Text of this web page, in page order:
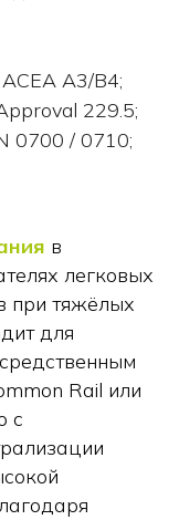
ACEA A3/B4;
229.5;
0700 / 0710;
в
легковых
при тяжёлых
для
Rail или
с